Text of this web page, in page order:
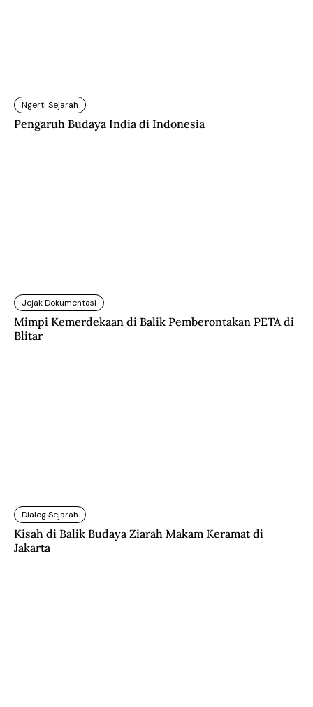
Ngerti Sejarah
Pengaruh Budaya India di Indonesia
Jejak Dokumentasi
Mimpi Kemerdekaan di Balik Pemberontakan PETA di
Blitar
Dialog Sejarah
Kisah di Balik Budaya Ziarah Makam Keramat di
Jakarta